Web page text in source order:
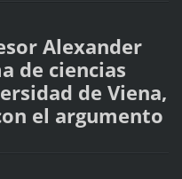
Alexander
de ciencias
de Viena,
el argumento